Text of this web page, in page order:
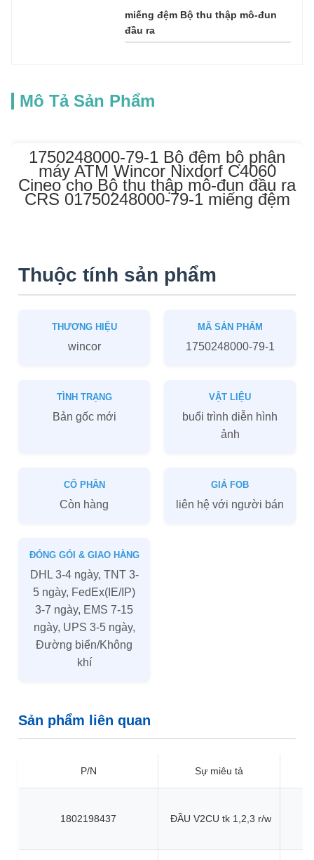
miếng đệm Bộ thu thập mô-đun
đầu ra
Mô Tả Sản Phẩm
1750248000-79-1 Bộ đệm bộ phận
máy ATM Wincor Nixdorf C4060
Cineo cho Bộ thu thập mô-đun đầu ra
CRS 01750248000-79-1 miếng đệm
Thuộc tính sản phẩm
THƯƠNG HIỆU
wincor
MÃ SẢN PHẨM
1750248000-79-1
TÌNH TRẠNG
Bản gốc mới
VẬT LIỆU
buổi trình diễn hình
ảnh
CỔ PHẦN
Còn hàng
GIÁ FOB
liên hệ với người bán
ĐÓNG GÓI & GIAO HÀNG
DHL 3-4 ngày, TNT 3-
5 ngày, FedEx(IE/IP)
3-7 ngày, EMS 7-15
ngày, UPS 3-5 ngày,
Đường biển/Không
khí
Sản phẩm liên quan
P/N Sự miêu tả
1802198437 ĐẦU V2CU tk 1,2,3 r/w